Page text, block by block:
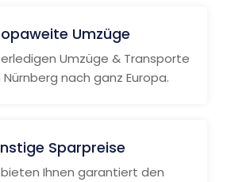
Umzüge
Umzüge & Transporte
Nürnberg nach ganz Europa.
Sparpreise
bieten Ihnen garantiert den